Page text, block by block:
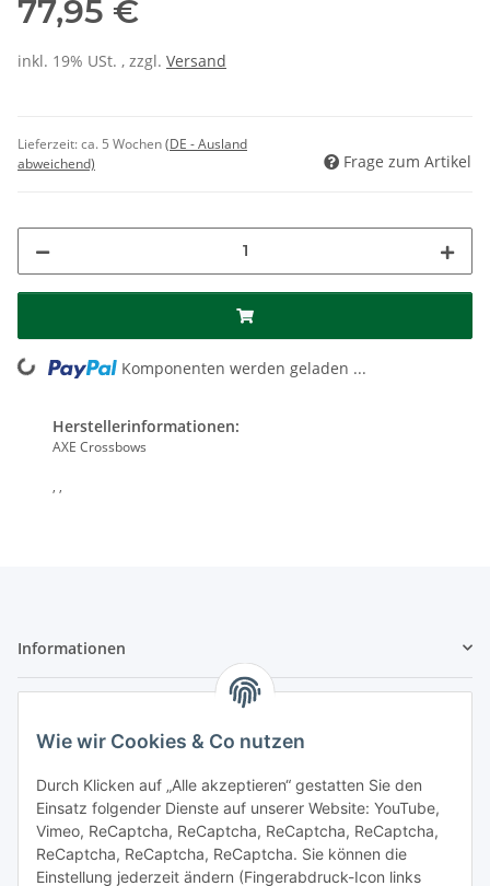
Wie wir Cookies & Co nutzen
Durch Klicken auf „Alle akzeptieren“ gestatten Sie den
Einsatz folgender Dienste auf unserer Website: YouTube,
Vimeo, ReCaptcha, ReCaptcha, ReCaptcha, ReCaptcha,
ReCaptcha, ReCaptcha, ReCaptcha. Sie können die
Einstellung jederzeit ändern (Fingerabdruck-Icon links
77,95 €
inkl. 19% USt. , zzgl. Versand
Lieferzeit:ca. 5 Wochen(DE - Ausland
abweichend)
Frage zum Artikel
Loading... Komponenten werden geladen ...
Herstellerinformationen:
AXE Crossbows
, ,
Informationen